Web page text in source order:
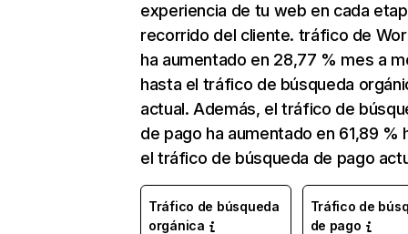
experiencia de tu web en cada
recorrido del cliente. tráfico de
ha aumentado en 28,77 % mes a
hasta el tráfico de búsqueda
actual. Además, el tráfico de
de pago ha aumentado en 61,89 %
el tráfico de búsqueda de pago
Tráfico de búsqueda
orgánica
Tráfico de
de pago